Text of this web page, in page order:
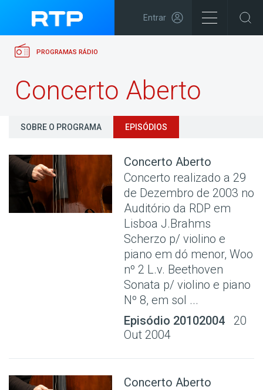
Entrar
PROGRAMAS RÁDIO
Concerto Aberto
SOBRE O PROGRAMA EPISÓDIOS
Concerto Aberto
Concerto realizado a 29
de Dezembro de 2003 no
Auditório da RDP em
Lisboa J.Brahms
Scherzo p/ violino e
piano em dó menor, Woo
nº 2 L.v. Beethoven
Sonata p/ violino e piano
Nº 8, em sol ...
Episódio 20102004
20
Out 2004
Concerto Aberto